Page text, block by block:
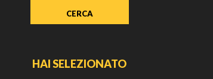
HAI SELEZIONATO